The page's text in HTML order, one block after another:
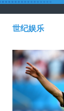
世纪娱乐